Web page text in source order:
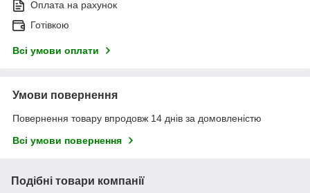
Оплата на рахунок
Готівкою
Всі умови оплати
Умови повернення
Повернення товару впродовж 14 днів за домовленістю
Всі умови повернення
Подібні товари компанії